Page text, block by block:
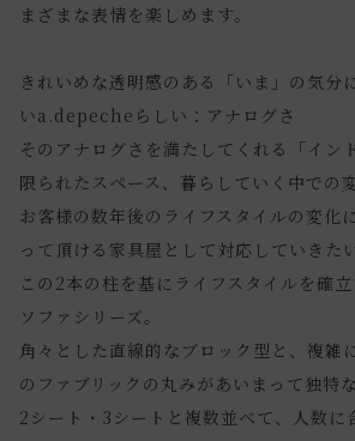
まざまな表情を楽しめます。
きれいめな透明感のある「いま」の気分
いa.depecheらしい：アナログさ
そのアナログさを満たしてくれる「イン
限られたスペース、暮らしていく中での変
お客様の数年後のライフスタイルの変化
って頂ける家具屋として対応していきたい
この2本の柱を基にライフスタイルを確
ソファシリーズ。
角々とした直線的なブロック型と、複雑
のファブリックの丸みがあいまって独特な
2シート・3シートと複数並べて、人数に